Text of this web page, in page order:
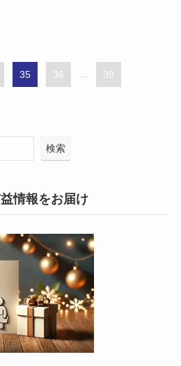
35 36 ... 38
検索
情報をお届け